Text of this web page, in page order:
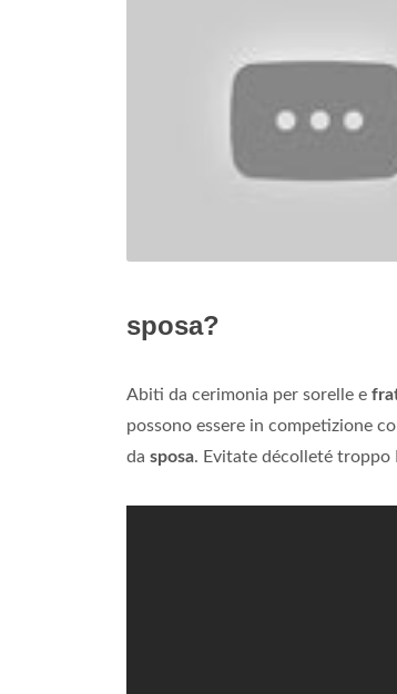
sposa?
Abiti da cerimonia per sorelle e
possono essere in competizione
da sposa. Evitate décolleté troppo